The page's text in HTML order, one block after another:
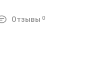
Отзывы 0